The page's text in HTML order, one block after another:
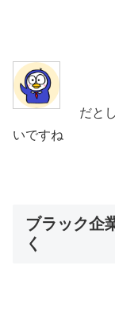
だと
いですね
ブラック企
く